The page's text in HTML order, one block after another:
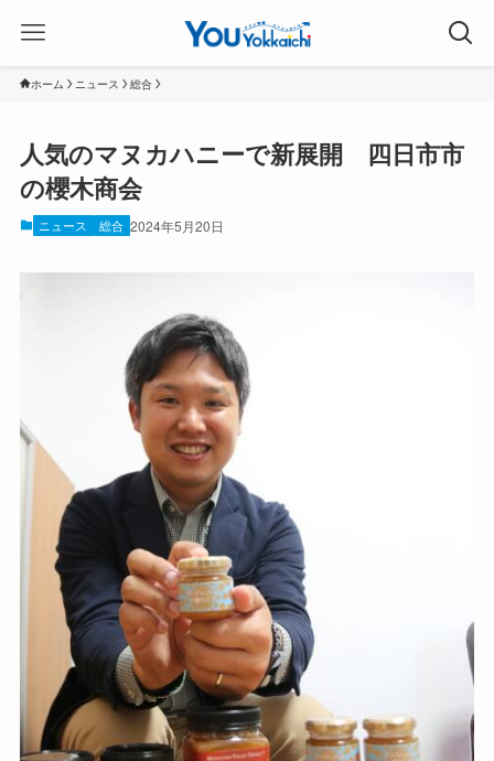
ホーム ニュース 総合
人気のマヌカハニーで新展開 四日市市
の櫻木商会
ニュース 総合 2024年5月20日